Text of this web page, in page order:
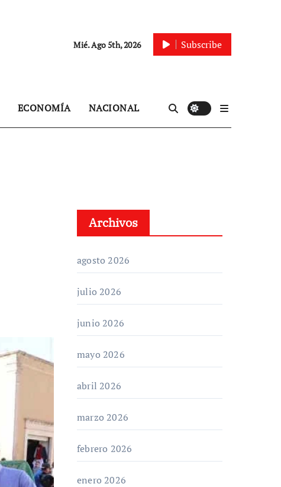
Mié. Ago 5th, 2026 Subscribe
ECONOMÍA NACIONAL
Archivos
agosto 2026
julio 2026
junio 2026
mayo 2026
abril 2026
marzo 2026
febrero 2026
enero 2026